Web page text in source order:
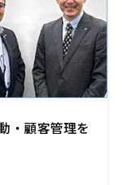
・顧客管理を